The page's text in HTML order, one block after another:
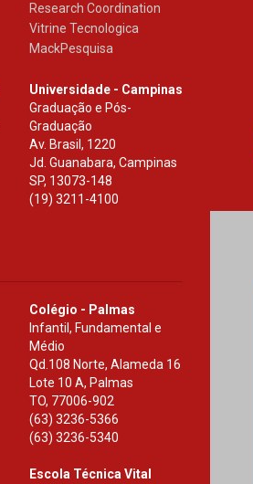
Research Coordination
Vitrine Tecnologica
MackPesquisa
Universidade - Campinas
Graduação e Pós-
Graduação
Av. Brasil, 1220
Jd. Guanabara, Campinas
SP, 13073-148
(19) 3211-4100
Colégio - Palmas
Infantil, Fundamental e
Médio
Qd.108 Norte, Alameda 16
Lote 10 A, Palmas
TO, 77006-902
(63) 3236-5366
(63) 3236-5340
Escola Técnica Vital